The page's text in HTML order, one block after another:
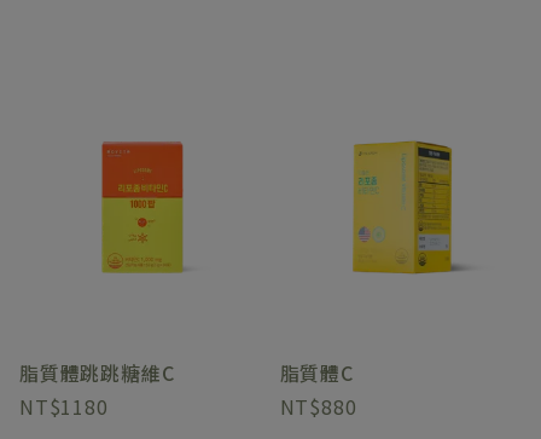
脂質體跳跳糖維C
1180
脂質體C
880